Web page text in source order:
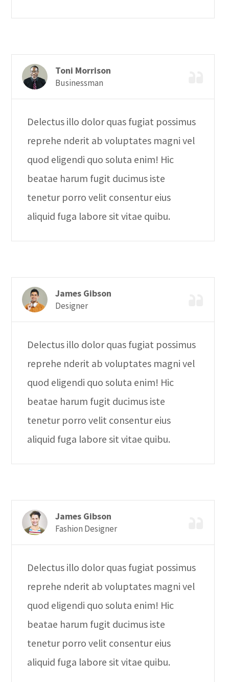
Toni Morrison
Businessman
Delectus illo dolor quas fugiat possimus
reprehe nderit ab voluptates magni vel
quod eligendi quo soluta enim! Hic
beatae harum fugit ducimus iste
tenetur porro velit consentur eius
aliquid fuga labore sit vitae quibu.
James Gibson
Designer
Delectus illo dolor quas fugiat possimus
reprehe nderit ab voluptates magni vel
quod eligendi quo soluta enim! Hic
beatae harum fugit ducimus iste
tenetur porro velit consentur eius
aliquid fuga labore sit vitae quibu.
James Gibson
Fashion Designer
Delectus illo dolor quas fugiat possimus
reprehe nderit ab voluptates magni vel
quod eligendi quo soluta enim! Hic
beatae harum fugit ducimus iste
tenetur porro velit consentur eius
aliquid fuga labore sit vitae quibu.